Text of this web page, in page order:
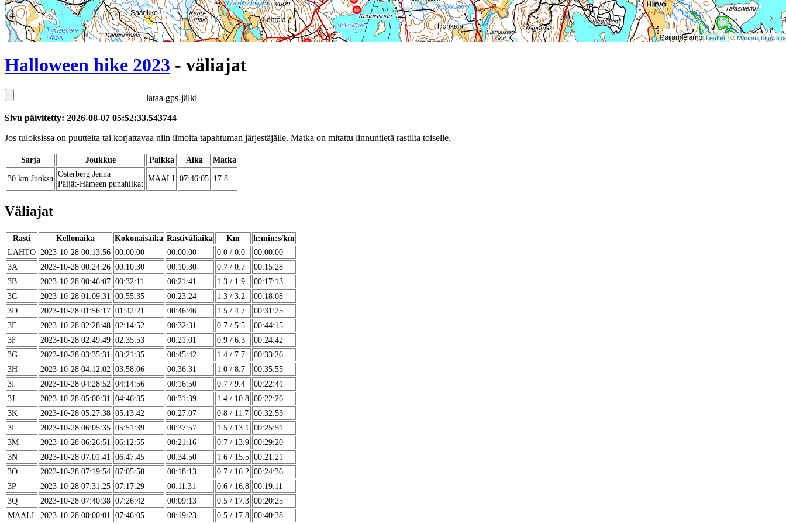
Leaflet| ©
Halloween hike 2023 - väliajat
lataa gps-jälki
Sivu päivitetty: 2026-08-07 05:52:33.543744
Jos tuloksissa on puutteita tai korjattavaa niin ilmoita tapahtuman järjestäjälle. Matka on mitattu linnuntietä rastilta toiselle.
Sarja Joukkue Paikka Aika
Matka
30 km Juoksu Österberg Jenna
Päijät-Hämeen punahilkat
MAALI 07:46:05 17.8
Väliajat
Rasti Kellonaika Kokonaisaika Rastiväliaika Km
h:min:s/km
LAHTO 2023-10-28 00:13:56 00:00:00 00:00:00 0.0 / 0.0
00:00:00
3A
2023-10-28 00:24:26 00:10:30 00:10:30 0.7 / 0.7
00:15:28
3B
2023-10-28 00:46:07 00:32:11 00:21:41 1.3 / 1.9
00:17:13
3C
2023-10-28 01:09:31 00:55:35 00:23:24 1.3 / 3.2
00:18:08
3D
2023-10-28 01:56:17 01:42:21 00:46:46 1.5 / 4.7
00:31:25
3E
2023-10-28 02:28:48 02:14:52 00:32:31 0.7 / 5.5
00:44:15
3F
2023-10-28 02:49:49 02:35:53 00:21:01 0.9 / 6.3
00:24:42
3G
2023-10-28 03:35:31 03:21:35 00:45:42 1.4 / 7.7
00:33:26
3H
2023-10-28 04:12:02 03:58:06 00:36:31 1.0 / 8.7
00:35:55
3I
2023-10-28 04:28:52 04:14:56 00:16:50 0.7 / 9.4
00:22:41
3J
2023-10-28 05:00:31 04:46:35 00:31:39 1.4 / 10.8 00:22:26
3K
2023-10-28 05:27:38 05:13:42 00:27:07 0.8 / 11.7 00:32:53
3L
2023-10-28 06:05:35 05:51:39 00:37:57 1.5 / 13.1
00:25:51
3M
2023-10-28 06:26:51 06:12:55 00:21:16 0.7 / 13.9 00:29:20
3N
2023-10-28 07:01:41 06:47:45 00:34:50 1.6 / 15.5 00:21:21
3O
2023-10-28 07:19:54 07:05:58 00:18:13 0.7 / 16.2 00:24:36
3P
2023-10-28 07:31:25 07:17:29 00:11:31 0.6 / 16.8 00:19:11
3Q
2023-10-28 07:40:38 07:26:42 00:09:13 0.5 / 17.3 00:20:25
MAALI
2023-10-28 08:00:01 07:46:05 00:19:23 0.5 / 17.8 00:40:38